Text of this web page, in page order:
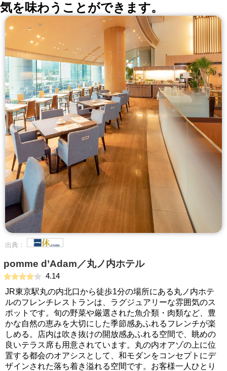
気を味わうことができます。
出典：
pomme d’Adam／丸ノ内ホテル
4.14
JR東京駅丸の内北口から徒歩1分の場所にある丸ノ内ホテ
ルのフレンチレストランは、ラグジュアリーな雰囲気のス
ポットです。旬の野菜や厳選された魚介類・肉類など、豊
かな自然の恵みを大切にした季節感あふれるフレンチが楽
しめる。店内は吹き抜けの開放感あふれる空間で、眺めの
良いテラス席も用意されています。丸の内オアゾの上に位
置する都会のオアシスとして、和モダンをコンセプトにデ
ザインされた落ち着き溢れる空間です。お客様一人ひとり